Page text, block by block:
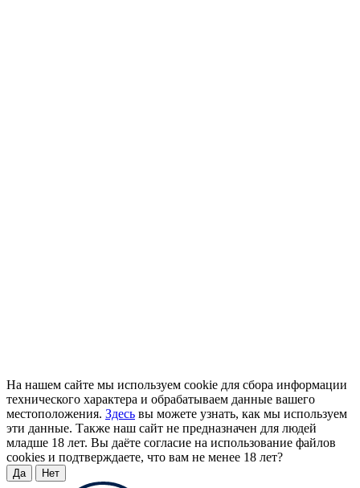
На нашем сайте мы используем cookie для сбора информации
технического характера и обрабатываем данные вашего
местоположения. Здесь вы можете узнать, как мы используем
эти данные. Также наш сайт не предназначен для людей
младше 18 лет. Вы даёте согласие на использование файлов
cookies и подтверждаете, что вам не менее 18 лет?
Да Нет